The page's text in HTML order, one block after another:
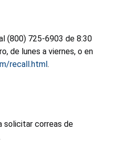
(800) 725-6903 de 8:30
de lunes a viernes, o en
recall.html.
solicitar correas de